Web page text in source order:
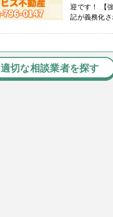
迎です！ 【
記が義務化
適切な相談業者を探す